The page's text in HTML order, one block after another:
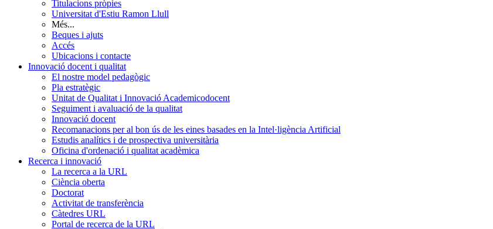
Titulacions pròpies
Universitat d'Estiu Ramon Llull
Més...
Beques i ajuts
Accés
Ubicacions i contacte
Innovació docent i qualitat
El nostre model pedagògic
Pla estratègic
Unitat de Qualitat i Innovació Academicodocent
Seguiment i avaluació de la qualitat
Innovació docent
Recomanacions per al bon ús de les eines basades en la Intel·ligència Artificial
Estudis analítics i de prospectiva universitària
Oficina d'ordenació i qualitat acadèmica
Recerca i innovació
La recerca a la URL
Ciència oberta
Doctorat
Activitat de transferència
Càtedres URL
Portal de recerca de la URL